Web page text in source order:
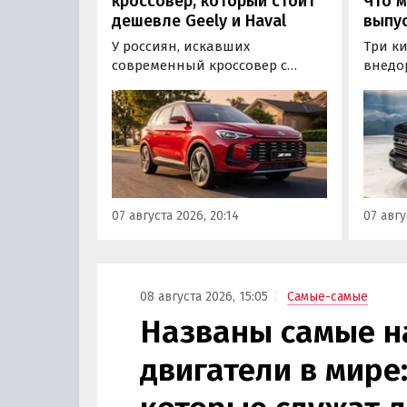
дешевле Geely и Haval
У россиян, искавших
современный кроссовер с
доступной цене, теперь есть
еще один вариант с китайского
рынка — MG ZS. В Китае он
стоит от 900 000 рублей по
текущему курсу, а в РФ с учетом
всех расходов за него нужно
отдать минимум 1 500 000
07 августа 2026, 20:14
Три
Tank
07
08 августа 2026, 15:05 Самые-самые
Названы самые
двигатели в